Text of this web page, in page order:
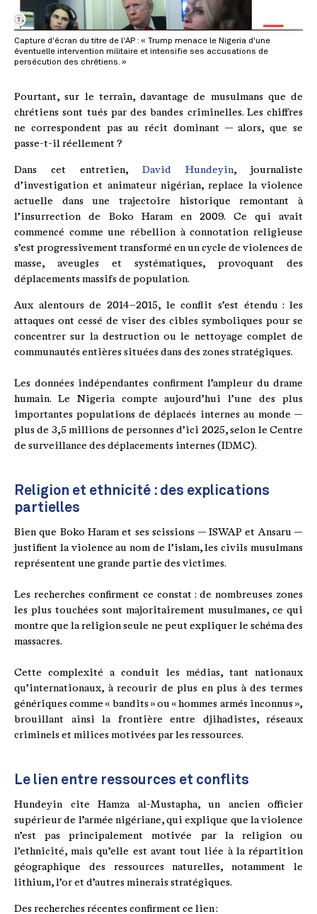
Capture d'écran du titre de l'AP : « Trump menace le Nigeria d'une
éventuelle intervention militaire et intensifie ses accusations de
persécution des chrétiens. »
Pourtant, sur le terrain, davantage de musulmans que de
chrétiens sont tués par des bandes criminelles. Les chiffres
ne correspondent pas au récit dominant — alors, que se
passe-t-il réellement ?
Dans cet entretien, David Hundeyin, journaliste
d’investigation et animateur nigérian, replace la violence
actuelle dans une trajectoire historique remontant à
l’insurrection de Boko Haram en 2009. Ce qui avait
commencé comme une rébellion à connotation religieuse
s’est progressivement transformé en un cycle de violences de
masse, aveugles et systématiques, provoquant des
déplacements massifs de population.
Aux alentours de 2014–2015, le conflit s’est étendu : les
attaques ont cessé de viser des cibles symboliques pour se
concentrer sur la destruction ou le nettoyage complet de
communautés entières situées dans des zones stratégiques.
Les données indépendantes confirment l’ampleur du drame
humain. Le Nigeria compte aujourd’hui l’une des plus
importantes populations de déplacés internes au monde —
plus de 3,5 millions de personnes d’ici 2025, selon le Centre
de surveillance des déplacements internes (IDMC).
Religion et ethnicité : des explications
partielles
Bien que Boko Haram et ses scissions — ISWAP et Ansaru —
justifient la violence au nom de l’islam, les civils musulmans
représentent une grande partie des victimes.
Les recherches confirment ce constat : de nombreuses zones
les plus touchées sont majoritairement musulmanes, ce qui
montre que la religion seule ne peut expliquer le schéma des
massacres.
Cette complexité a conduit les médias, tant nationaux
qu’internationaux, à recourir de plus en plus à des termes
génériques comme « bandits » ou « hommes armés inconnus »,
brouillant ainsi la frontière entre djihadistes, réseaux
criminels et milices motivées par les ressources.
Le lien entre ressources et conflits
Hundeyin cite Hamza al-Mustapha, un ancien officier
supérieur de l’armée nigériane, qui explique que la violence
n’est pas principalement motivée par la religion ou
l’ethnicité, mais qu’elle est avant tout liée à la répartition
géographique des ressources naturelles, notamment le
lithium, l’or et d’autres minerais stratégiques.
Des recherches récentes confirment ce lien :